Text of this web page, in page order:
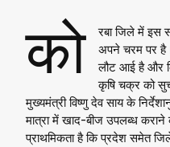
को
रबा जिले में इस
अपने चरम पर
लौट आई है और
कृषि चक्र को
मुख्यमंत्री विष्णु देव साय के
मात्रा में खाद-बीज उपलब्ध
प्राथमिकता है कि प्रदेश समेत